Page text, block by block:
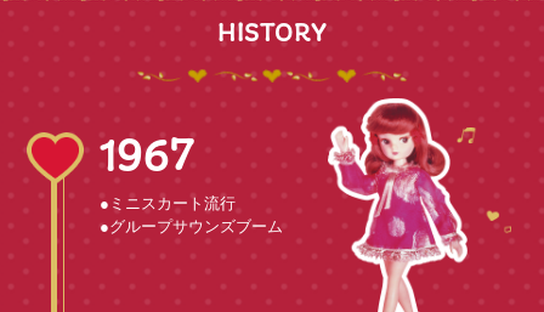
HISTORY
1967
●ミニスカート流行
●グループサウンズブーム